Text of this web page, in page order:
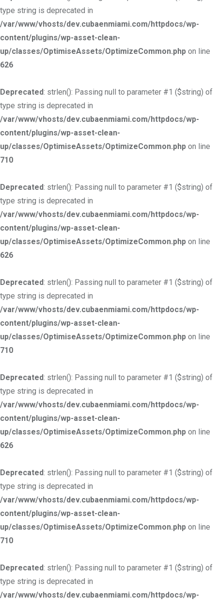
type string is deprecated in
/var/www/vhosts/dev.cubaenmiami.com/httpdocs/wp-
content/plugins/wp-asset-clean-
up/classes/OptimiseAssets/OptimizeCommon.php on line
626
Deprecated: strlen(): Passing null to parameter #1 ($string) of
type string is deprecated in
/var/www/vhosts/dev.cubaenmiami.com/httpdocs/wp-
content/plugins/wp-asset-clean-
up/classes/OptimiseAssets/OptimizeCommon.php on line
710
Deprecated: strlen(): Passing null to parameter #1 ($string) of
type string is deprecated in
/var/www/vhosts/dev.cubaenmiami.com/httpdocs/wp-
content/plugins/wp-asset-clean-
up/classes/OptimiseAssets/OptimizeCommon.php on line
626
Deprecated: strlen(): Passing null to parameter #1 ($string) of
type string is deprecated in
/var/www/vhosts/dev.cubaenmiami.com/httpdocs/wp-
content/plugins/wp-asset-clean-
up/classes/OptimiseAssets/OptimizeCommon.php on line
710
Deprecated: strlen(): Passing null to parameter #1 ($string) of
type string is deprecated in
/var/www/vhosts/dev.cubaenmiami.com/httpdocs/wp-
content/plugins/wp-asset-clean-
up/classes/OptimiseAssets/OptimizeCommon.php on line
626
Deprecated: strlen(): Passing null to parameter #1 ($string) of
type string is deprecated in
/var/www/vhosts/dev.cubaenmiami.com/httpdocs/wp-
content/plugins/wp-asset-clean-
up/classes/OptimiseAssets/OptimizeCommon.php on line
710
Deprecated: strlen(): Passing null to parameter #1 ($string) of
type string is deprecated in
/var/www/vhosts/dev.cubaenmiami.com/httpdocs/wp-